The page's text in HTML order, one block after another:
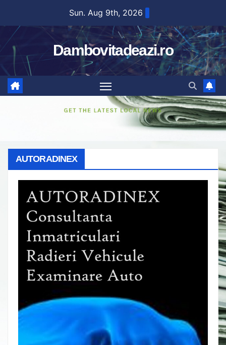
content
Sun. Aug 9th, 2026
Dambovitadeazi.ro
AUTORADINEX